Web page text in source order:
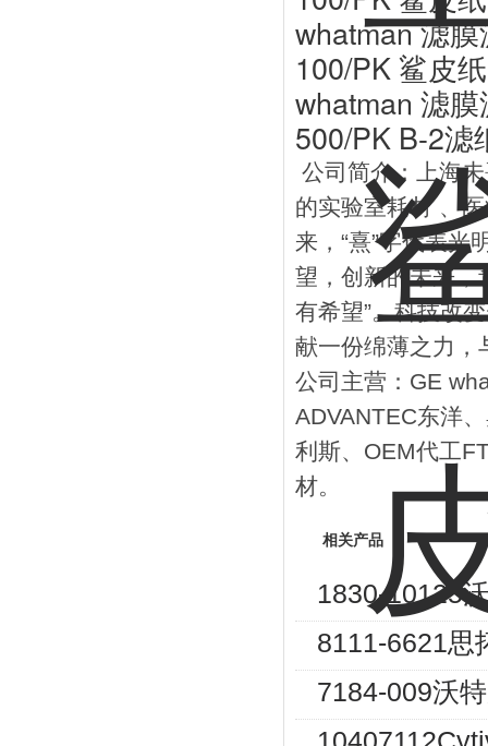
whatman 滤
100/PK 鲨皮
whatman 滤
500/PK B-2滤
公司简介：上海
的实验室耗材 、
来，“熹”字代表光
望，创新的未来，
有希望”。科技改
献一份绵薄之力，
公司主营：GE
ADVANTEC东洋
利斯、OEM代工
材。
相关产品
1830-10125
8111-6621思
7184-009沃